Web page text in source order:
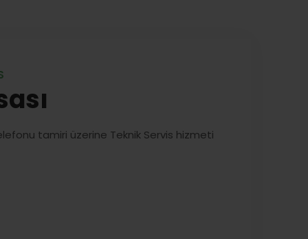
tamiri üzerine Teknik Servis hizmeti